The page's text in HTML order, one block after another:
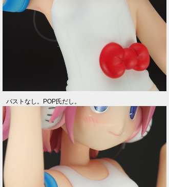
バストなし。POP氏だし。